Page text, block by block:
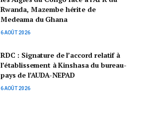
Rwanda, Mazembe hérite de
Medeama du Ghana
6 AOÛT 2026
RDC : Signature de l’accord relatif à
l’établissement à Kinshasa du bureau-
pays de l’AUDA-NEPAD
6 AOÛT 2026